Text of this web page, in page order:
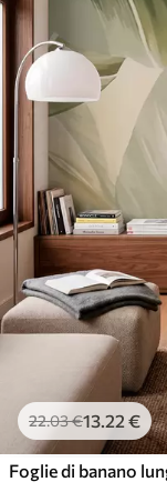
22.03€13.22 €
Foglie di banano